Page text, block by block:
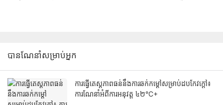
បានណែនាំសម្រាប់អ្នក
ការធ្វើតេស្តភាពធន់នឹងការឆក់កម្ដៅសម្រាប់ដបកែវក្តៅ៖
ការណែនាំអំពីការអនុវត្ត ៤២°C+